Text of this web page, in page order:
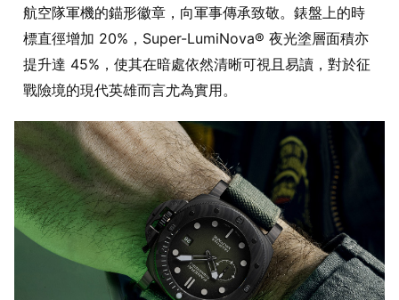
航空隊軍機的錨形徽章，向軍事傳承致敬。錶盤上的時
標直徑增加 20%，Super-LumiNova® 夜光塗層面積亦
提升達 45%，使其在暗處依然清晰可視且易讀，對於征
戰險境的現代英雄而言尤為實用。